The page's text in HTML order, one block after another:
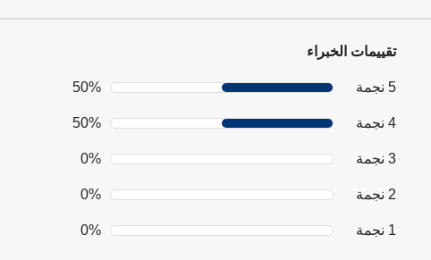
تقييمات الخبراء
5 نجمة 50%
4 نجمة 50%
3 نجمة 0%
2 نجمة 0%
1 نجمة 0%